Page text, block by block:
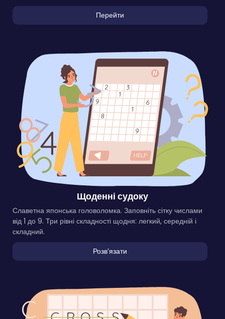
Перейти
Щоденні судоку
Славетна японська головоломка. Заповніть сітку числами
від 1 до 9. Три рівні складності щодня: легкий, середній і
складний.
Розвʼязати